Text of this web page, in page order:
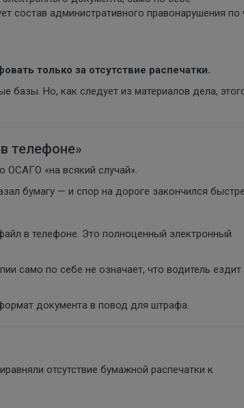
состав административного правонарушения по
только за отсутствие распечатки.
базы. Но, как следует из материалов дела,
телефоне»
ОСАГО «на всякий случай».
бумагу — и спор на дороге закончился
в телефоне. Это полноценный электронный
само по себе не означает, что водитель ездит
документа в повод для штрафа.
отсутствие бумажной распечатки к